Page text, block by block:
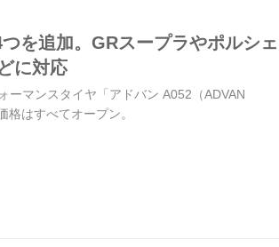
を追加。GRスープラやポルシェ
に対応
ーマンスタイヤ「アドバン A052（ADVAN
はすべてオープン。